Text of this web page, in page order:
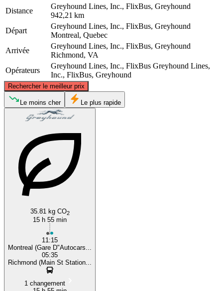
Distance
Greyhound Lines, Inc., FlixBus, Greyhound
942,21 km
Départ
Greyhound Lines, Inc., FlixBus, Greyhound
Montreal, Quebec
Arrivée
Greyhound Lines, Inc., FlixBus, Greyhound
Richmond, VA
Opérateurs
Greyhound Lines, Inc., FlixBus Greyhound Lines,
Inc., FlixBus, Greyhound
Rechercher le meilleur prix
©CARTO
Le moins cher Le plus rapide
35.81 kg CO2
15 h 55 min
11:15
Montreal (Gare D"Autocars...
05:35
Richmond (Main St Station...
1 changement